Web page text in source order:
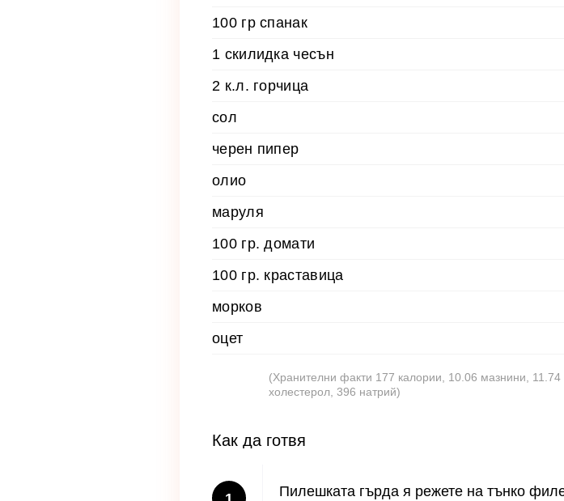
100 гр спанак
1 скилидка чесън
2 к.л. горчица
сол
черен пипер
олио
маруля
100 гр. домати
100 гр. краставица
морков
оцет
(Хранителни факти 177 калории, 10.06 мазнини,
холестерол, 396 натрий)
Как да готвя
Пилешката гърда я режете на тънко